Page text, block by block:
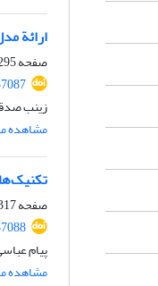
ارائة
صفحه315
زینب
مشاهده
صفحه338
پیام
مشاهده